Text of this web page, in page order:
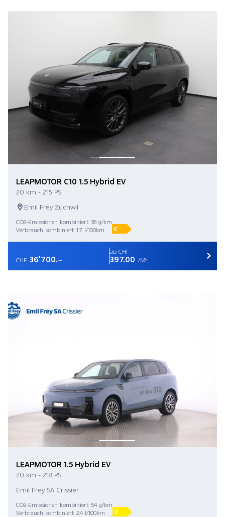
LEAPMOTOR C10 1.5 Hybrid EV
20 km - 215 PS
Emil Frey Zuchwil
CO2-Emissionen kombiniert 38 g/km
Verbrauch kombiniert 1.7 l/100km
E
CHF 36'700.–
ab CHF
397.00 /Mt.
LEAPMOTOR 1.5 Hybrid EV
20 km - 218 PS
Emil Frey SA Crissier
CO2-Emissionen kombiniert 54 g/km
Verbrauch kombiniert 2.4 l/100km
D